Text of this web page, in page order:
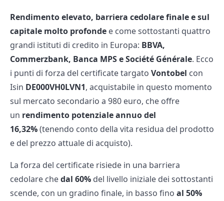
Rendimento elevato, barriera cedolare finale e sul
capitale molto profonde e come sottostanti quattro
grandi istituti di credito in Europa: BBVA,
Commerzbank, Banca MPS e Société Générale. Ecco
i punti di forza del certificate targato Vontobel con
Isin DE000VH0LVN1, acquistabile in questo momento
sul mercato secondario a 980 euro, che offre
un rendimento potenziale annuo del
16,32%(tenendo conto della vita residua del prodotto
e del prezzo attuale di acquisto).
La forza del certificate risiede in una barriera
cedolare chedal 60% del livello iniziale dei sottostanti
scende, con un gradino finale, in basso fino al 50%